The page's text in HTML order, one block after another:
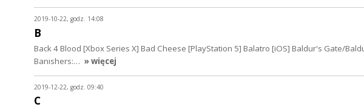
2019-10-22, godz. 14:08
B
Back 4 Blood [Xbox Series X] Bad Cheese [PlayStation 5] Balatro [iOS] Baldur's Gate/
Banishers:… » więcej
2019-12-22, godz. 09:40
C